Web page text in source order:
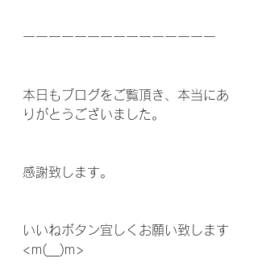
ーーーーーーーーーーーーーーー
本日もブログをご覧頂き、本当にあ
りがとうございました。
感謝致します。
いいねボタン宜しくお願い致します
<m(__)m>